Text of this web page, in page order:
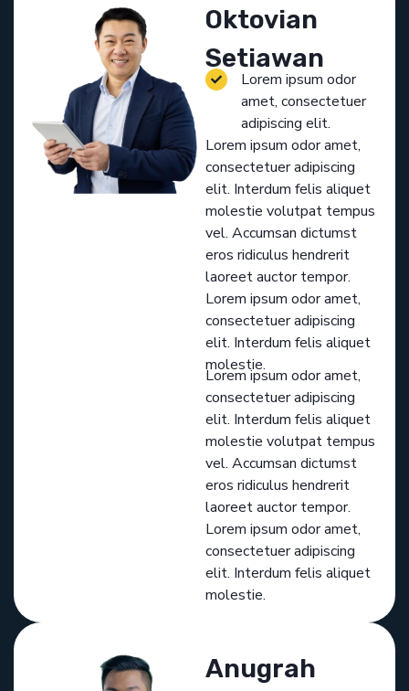
Oktovian
Setiawan
Lorem ipsum odor
amet, consectetuer
adipiscing elit.
Lorem ipsum odor amet,
consectetuer adipiscing
elit. Interdum felis aliquet
molestie volutpat tempus
vel. Accumsan dictumst
eros ridiculus hendrerit
laoreet auctor tempor.
Lorem ipsum odor amet,
consectetuer adipiscing
elit. Interdum felis aliquet
molestie.
Lorem ipsum odor amet,
consectetuer adipiscing
elit. Interdum felis aliquet
molestie volutpat tempus
vel. Accumsan dictumst
eros ridiculus hendrerit
laoreet auctor tempor.
Lorem ipsum odor amet,
consectetuer adipiscing
elit. Interdum felis aliquet
molestie.
Anugrah